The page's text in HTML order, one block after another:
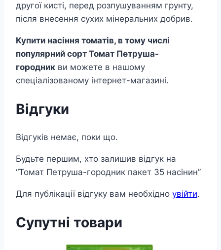
другої кисті, перед розпушуванням грунту,
після внесення сухих мінеральних добрив.
Купити насіння томатів, в тому числі
популярний сорт Томат Петруша-
городник ви можете в нашому
спеціалізованому інтернет-магазині.
Відгуки
Відгуків немає, поки що.
Будьте першим, хто залишив відгук на
“Томат Петруша-городник пакет 35 насінин”
Для публікації відгуку вам необхідно увійти.
Супутні товари